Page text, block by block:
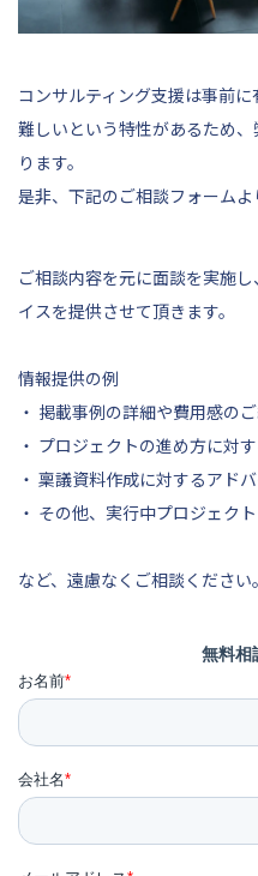
コンサルティング支援は事前
難しいという特性があるため
ります。
是非、 下記のご相談フォームよ
ご相談内容を元に面談を実施
イスを提供させて頂きます。
情報提供の例
・ 掲載事例の詳細や費用感の
・ プロジェクトの進め方に対
・ 稟議資料作成に対するアド
・ その他、実行中プロジェク
など、遠慮なくご相談ください。